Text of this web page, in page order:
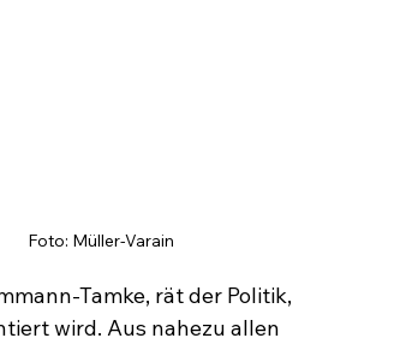
Foto: Müller-Varain
Tamke, rät der Politik,
wird. Aus nahezu allen